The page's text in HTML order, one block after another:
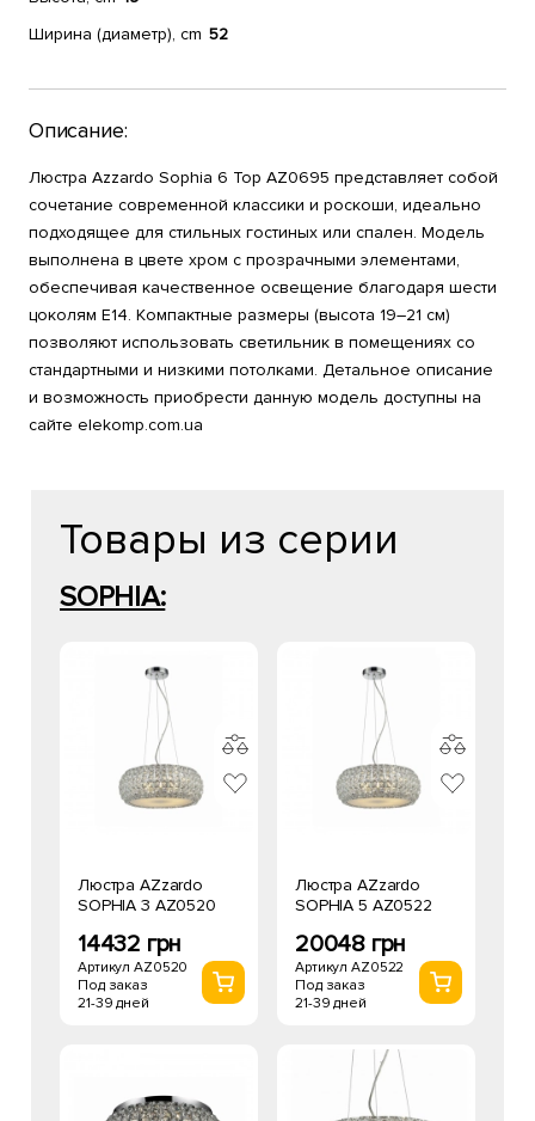
Ширина (диаметр), cm 52
Описание:
Люстра Azzardo Sophia 6 Top AZ0695 представляет собой
сочетание современной классики и роскоши, идеально
подходящее для стильных гостиных или спален. Модель
выполнена в цвете хром с прозрачными элементами,
обеспечивая качественное освещение благодаря шести
цоколям E14. Компактные размеры (высота 19–21 см)
позволяют использовать светильник в помещениях со
стандартными и низкими потолками. Детальное описание
и возможность приобрести данную модель доступны на
сайте elekomp.com.ua
Товары из серии
SOPHIA:
Люстра AZzardo
SOPHIA 3 AZ0520
14432 грн
Артикул AZ0520
Под заказ
21-39 дней
Люстра AZzardo
SOPHIA 5 AZ0522
20048 грн
Артикул AZ0522
Под заказ
21-39 дней